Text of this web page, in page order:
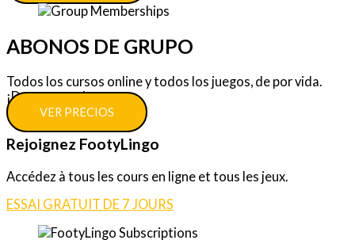
ABONOS DE GRUPO
Todos los cursos online y todos los juegos, de por vida.
¡Descuentos!
VER PRECIOS
Rejoignez FootyLingo
Accédez à tous les cours en ligne et tous les jeux.
ESSAI GRATUIT DE 7 JOURS